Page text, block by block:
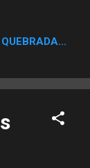
acredita que
alega